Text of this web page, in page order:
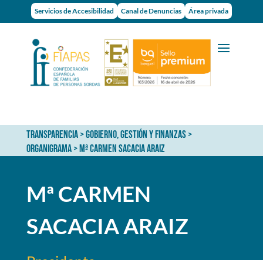
Servicios de Accesibilidad Canal de Denuncias Área privada
TRANSPARENCIA>GOBIERNO, GESTIÓN Y FINANZAS>
ORGANIGRAMA>Mª CARMEN SACACIA ARAIZ
Mª CARMEN
SACACIA ARAIZ